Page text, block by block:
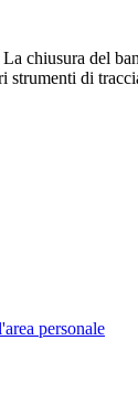
chiusura del
strumenti di
personale